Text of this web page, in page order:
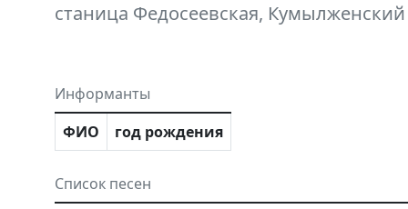
станица Федосеевская,
Информанты
ФИО
год рождения
Список песен